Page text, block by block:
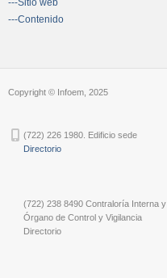
---Sitio web
---Contenido
Copyright © Infoem, 2025
(722) 226 1980. Edificio sede
Directorio
(722) 238 8490 Contraloría Interna y
Órgano de Control y Vigilancia
Directorio